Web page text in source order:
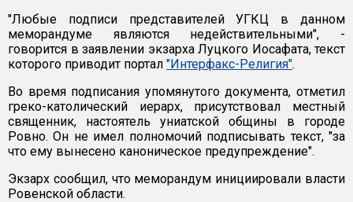
"Любые подписи представителей УГКЦ в данном
меморандуме являются недействительными", -
говорится в заявлении экзарха Луцкого Иосафата, текст
которого приводит портал "Интерфакс-Религия".
Во время подписания упомянутого документа, отметил
греко-католический иерарх, присутствовал местный
священник, настоятель униатской общины в городе
Ровно. Он не имел полномочий подписывать текст, "за
что ему вынесено каноническое предупреждение".
Экзарх сообщил, что меморандум инициировали власти
Ровенской области.